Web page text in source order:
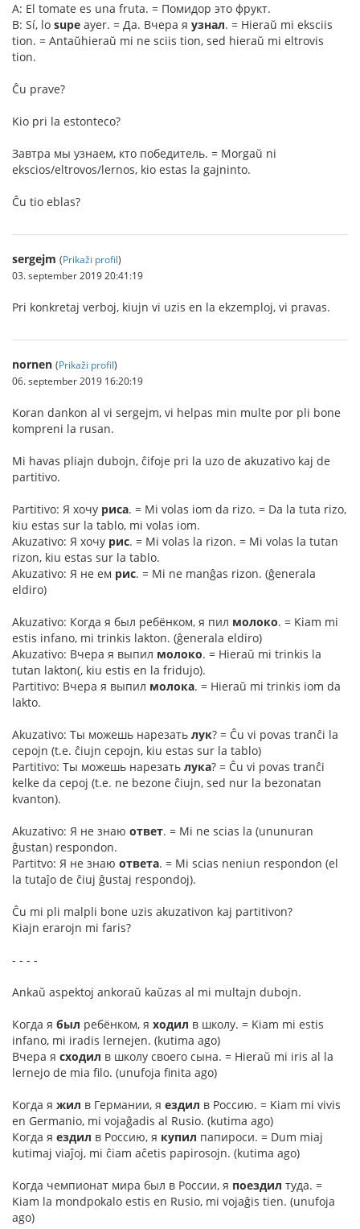
A: El tomate es una fruta. = Помидор это фрукт.
B: Sí, lo supe ayer. = Да. Вчера я узнал. = Hieraŭ mi eksciis
tion. = Antaŭhieraŭ mi ne sciis tion, sed hieraŭ mi eltrovis
tion.
Ĉu prave?
Kio pri la estonteco?
Завтра мы узнаем, кто победитель. = Morgaŭ ni
ekscios/eltrovos/lernos, kio estas la gajninto.
Ĉu tio eblas?
sergejm (Prikaži profil)
03. september 2019 20:41:19
Pri konkretaj verboj, kiujn vi uzis en la ekzemploj, vi pravas.
nornen (Prikaži profil)
06. september 2019 16:20:19
Koran dankon al vi sergejm, vi helpas min multe por pli bone
kompreni la rusan.
Mi havas pliajn dubojn, ĉifoje pri la uzo de akuzativo kaj de
partitivo.
Partitivo: Я хочу риса. = Mi volas iom da rizo. = Da la tuta rizo,
kiu estas sur la tablo, mi volas iom.
Akuzativo: Я хочу рис. = Mi volas la rizon. = Mi volas la tutan
rizon, kiu estas sur la tablo.
Akuzativo: Я не ем рис. = Mi ne manĝas rizon. (ĝenerala
eldiro)
Akuzativo: Когда я был ребёнком, я пил молоко. = Kiam mi
estis infano, mi trinkis lakton. (ĝenerala eldiro)
Akuzativo: Вчера я выпил молоко. = Hieraŭ mi trinkis la
tutan lakton(, kiu estis en la fridujo).
Partitivo: Вчера я выпил молока. = Hieraŭ mi trinkis iom da
lakto.
Akuzativo: Ты можешь нарезать лук? = Ĉu vi povas tranĉi la
cepojn (t.e. ĉiujn cepojn, kiu estas sur la tablo)
Partitivo: Ты можешь нарезать лука? = Ĉu vi povas tranĉi
kelke da cepoj (t.e. ne bezone ĉiujn, sed nur la bezonatan
kvanton).
Akuzativo: Я не знаю ответ. = Mi ne scias la (ununuran
ĝustan) respondon.
Partitvo: Я не знаю ответа. = Mi scias neniun respondon (el
la tutaĵo de ĉiuj ĝustaj respondoj).
Ĉu mi pli malpli bone uzis akuzativon kaj partitivon?
Kiajn erarojn mi faris?
- - - -
Ankaŭ aspektoj ankoraŭ kaŭzas al mi multajn dubojn.
Когда я был ребёнком, я ходил в школу. = Kiam mi estis
infano, mi iradis lernejen. (kutima ago)
Вчера я сходил в школу своего сына. = Hieraŭ mi iris al la
lernejo de mia filo. (unufoja finita ago)
Когда я жил в Германии, я ездил в Россию. = Kiam mi vivis
en Germanio, mi vojaĝadis al Rusio. (kutima ago)
Когда я ездил в Россию, я купил папироси. = Dum miaj
kutimaj viaĵoj, mi ĉiam aĉetis papirosojn. (kutima ago)
Когда чемпионат мира был в России, я поездил туда. =
Kiam la mondpokalo estis en Rusio, mi vojaĝis tien. (unufoja
ago)